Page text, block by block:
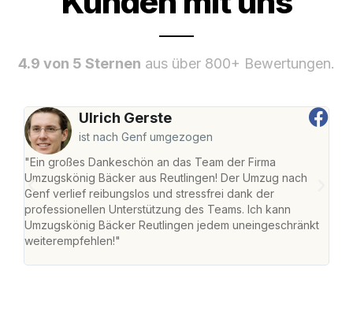
4.9 von 5 Sternen aus über 800+ Bewertungen.
Ulrich Gerste
ist nach Genf umgezogen
"Ein großes Dankeschön an das Team der Firma
Umzugskönig Bäcker aus Reutlingen! Der Umzug nach
Genf verlief reibungslos und stressfrei dank der
professionellen Unterstützung des Teams. Ich kann
Umzugskönig Bäcker Reutlingen jedem uneingeschränkt
weiterempfehlen!"